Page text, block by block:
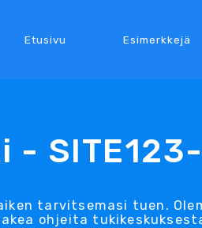
Etusivu Esimerkkejä
-
tarvitsemasi tuen.
ohjeita